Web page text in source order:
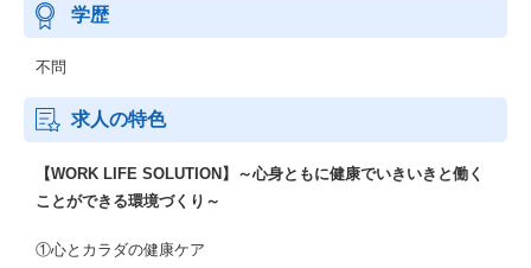
学歴
不問
求人の特色
【WORK LIFE SOLUTION】～心身ともに健康でいきいきと働く
ことができる環境づくり～
①心とカラダの健康ケア